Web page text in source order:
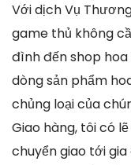
Với dịch Vụ
game thủ không
đình đến shop
dòng sản phẩm
chủng loại của
Giao hàng, tôi có
chuyển giao tới